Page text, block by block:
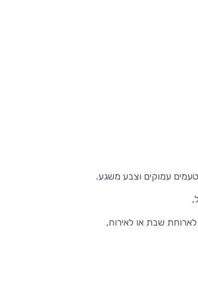
עמוקים וצבע משגע.
לארוחת שבת או לאירוח,